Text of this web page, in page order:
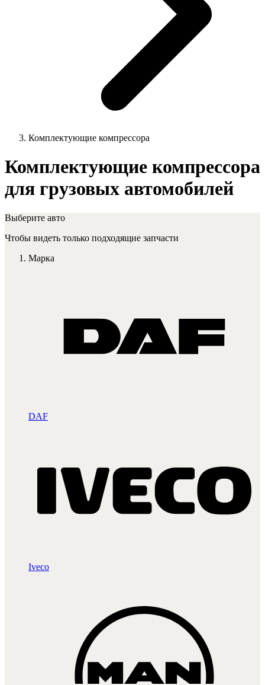
Комплектующие компрессора
Комплектующие компрессора
для грузовых автомобилей
Выберите авто
Чтобы видеть только подходящие запчасти
Марка
DAF
Iveco